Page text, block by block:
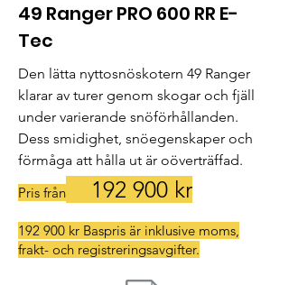
49 Ranger PRO 600 RR E-
Tec
Den lätta nyttosnöskotern 49 Ranger
klarar av turer genom skogar och fjäll
under varierande snöförhållanden.
Dess smidighet, snöegenskaper och
förmåga att hålla ut är oöverträffad.
Pris från
192 900 kr
192 900 kr Baspris är inklusive moms,
frakt- och registreringsavgifter.